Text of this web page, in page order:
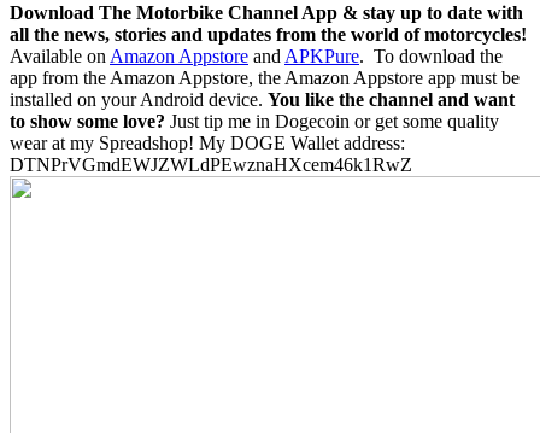
Download The Motorbike Channel App & stay up to date with
all the news, stories and updates from the world of motorcycles!
Available on Amazon Appstore and APKPure. To download the
app from the Amazon Appstore, the Amazon Appstore app must be
installed on your Android device. You like the channel and want
to show some love? Just tip me in Dogecoin or get some quality
wear at my Spreadshop! My DOGE Wallet address:
DTNPrVGmdEWJZWLdPEwznaHXcem46k1RwZ